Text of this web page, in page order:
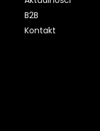
B2B
Kontakt